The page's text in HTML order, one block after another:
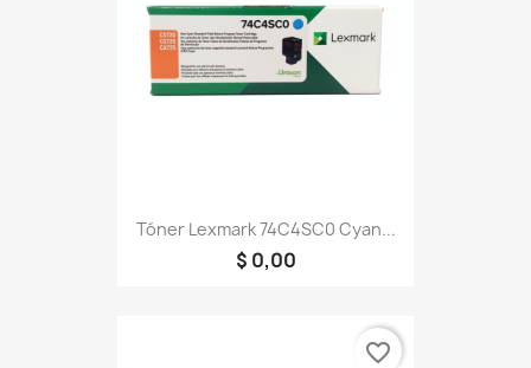
Tóner Lexmark 74C4SC0 Cyan...
$ 0,00
favorite_border